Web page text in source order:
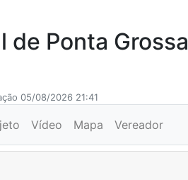
de Ponta Grossa
05/08/2026 21:41
Vídeo Mapa Vereador